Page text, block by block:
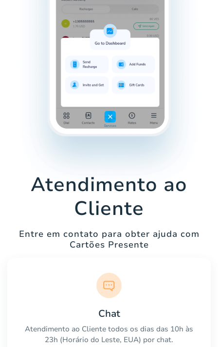
Atendimento ao
Cliente
Entre em contato para obter ajuda com
Cartões Presente
Chat
Atendimento ao Cliente todos os dias das 10h às
23h (Horário do Leste, EUA) por chat.